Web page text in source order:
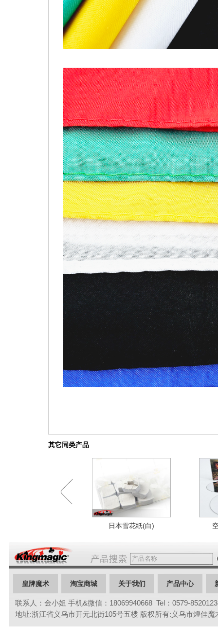
其它同类产品
日本雪花纸(白)
皇牌魔术 淘宝商城 关于我们 产品中心
联系我们
联系人：金小姐 手机&微信：18069940668 Tel：0579-
地址:浙江省义乌市开元北街105号五楼 版权所有:义乌市煌佳